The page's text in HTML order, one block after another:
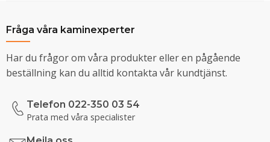
Fråga våra kaminexperter
Har du frågor om våra produkter eller en pågående
beställning kan du alltid kontakta vår kundtjänst.
Telefon 022-350 03 54
Prata med våra specialister